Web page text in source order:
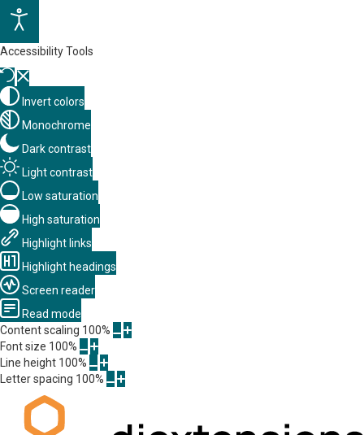
Accessibility Tools
Invert colors
Monochrome
Dark contrast
Light contrast
Low saturation
High saturation
Highlight links
Highlight headings
Screen reader
Read mode
Content scaling 100%
Font size 100%
Line height 100%
Letter spacing 100%